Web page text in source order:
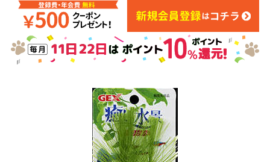
ドッグフード キャットフード
美容・ケア用品 服・おさんぽ用品
日用品（デイリー） リビング雑貨
シニアサポート
アフターサービス
商品リクエスト